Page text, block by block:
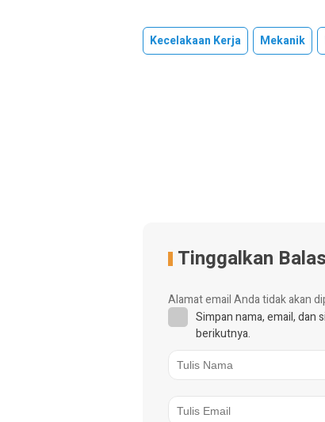
Kecelakaan Kerja Mekanik
Tinggalkan
Alamat email Anda tidak akan
Simpan nama, email, dan
berikutnya.